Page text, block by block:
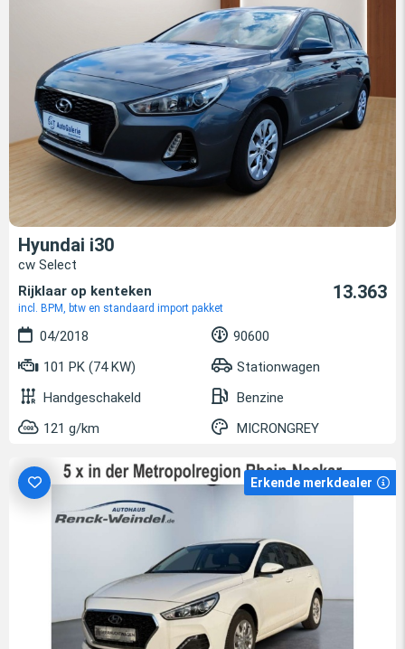
Hyundai i30
cw Select
Rijklaar op kenteken
incl. BPM, btw en standaard import pakket
13.363
04/2018
90600
101 PK (74 KW)
Stationwagen
Handgeschakeld
Benzine
121 g/km
MICRONGREY
Erkende merkdealer